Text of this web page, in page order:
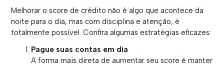
Melhorar o score de crédito não é algo que acontece da
noite para o dia, mas com disciplina e atenção, é
totalmente possível. Confira algumas estratégias eficazes:
Pague suas contas em dia
A forma mais direta de aumentar seu score é manter